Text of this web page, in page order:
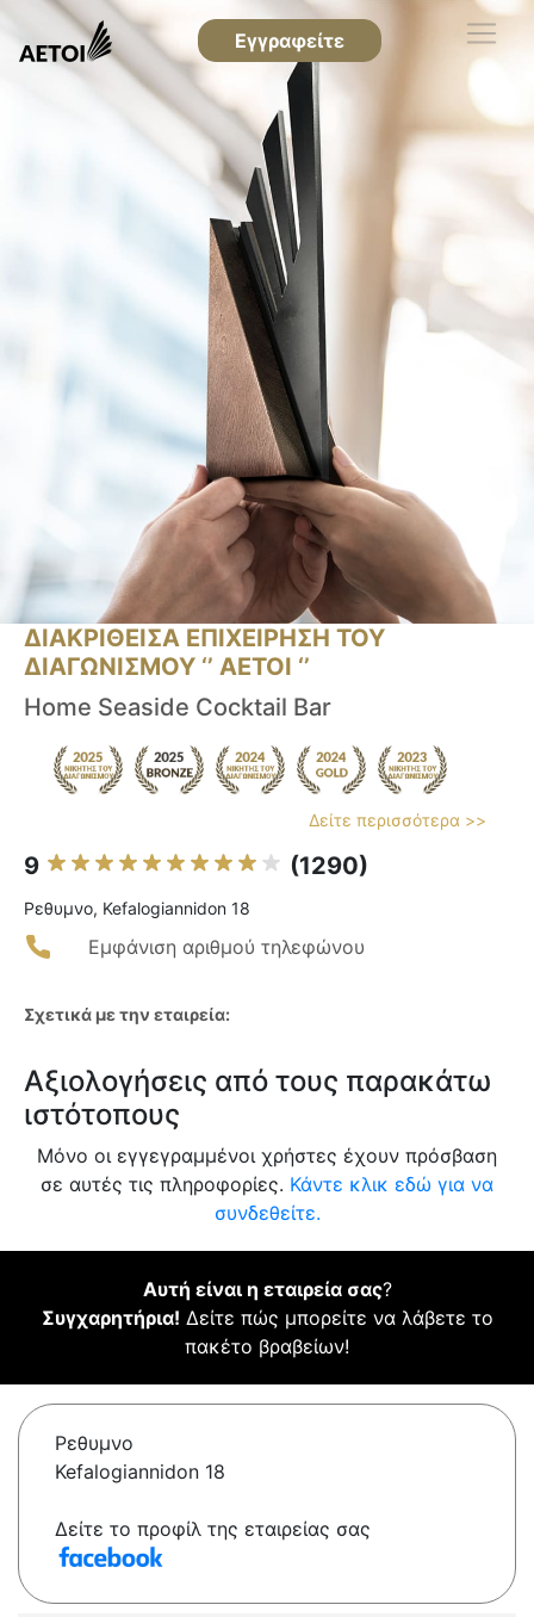
Εγγραφείτε
ΔΙΑΚΡΙΘΕΙΣΑ ΕΠΙΧΕΙΡΗΣΗ ΤΟΥ
ΔΙΑΓΩΝΙΣΜΟΥ ‘’ ΑΕΤΟΙ ‘’
Home Seaside Cocktail Bar
Δείτε περισσότερα >>
9 (1290)
Ρεθυμνο, Kefalogiannidon 18
Εμφάνιση αριθμού τηλεφώνου
Σχετικά με την εταιρεία:
Αξιολογήσεις από τους παρακάτω
ιστότοπους
Μόνο οι εγγεγραμμένοι χρήστες έχουν πρόσβαση
σε αυτές τις πληροφορίες. Κάντε κλικ εδώ για να
συνδεθείτε.
Αυτή είναι η εταιρεία σας?
Συγχαρητήρια! Δείτε πώς μπορείτε να λάβετε το
πακέτο βραβείων!
Ρεθυμνο
Kefalogiannidon 18
Δείτε το προφίλ της εταιρείας σας